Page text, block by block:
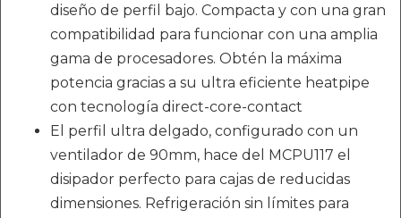
diseño de perfil bajo. Compacta y con una gran
compatibilidad para funcionar con una amplia
gama de procesadores. Obtén la máxima
potencia gracias a su ultra eficiente heatpipe
con tecnología direct-core-contact
El perfil ultra delgado, configurado con un
ventilador de 90mm, hace del MCPU117 el
disipador perfecto para cajas de reducidas
dimensiones. Refrigeración sin límites para